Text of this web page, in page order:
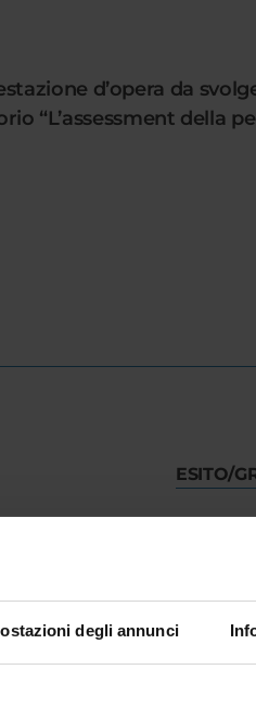
degli annunci
d’opera da
“L’assessment della
ESITO/